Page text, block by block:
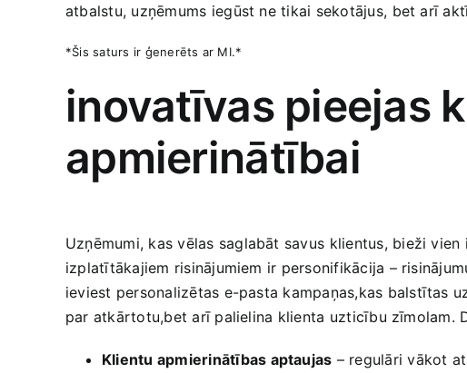
atbalstu, uzņēmums ⁤iegūst ne tikai sekotājus,⁣ bet arī
*Šis saturs ir ģenerēts ar MI.*
inovatīvas pieejas
apmierinātībai
Uzņēmumi, kas‌ vēlas saglabāt savus ⁢klientus, bieži
izplatītākajiem risinājumiem ir​ personifikācija –
ieviest ​personalizētas e-pasta kampaņas,kas balstītas
par ​atkārtotu,bet arī palielina klienta ⁣uzticību zīmolam.
Klientu apmierinātības aptaujas – regulāri vākot